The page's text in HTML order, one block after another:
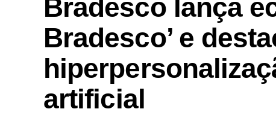
Bradesco lança
Bradesco’ e
artificial